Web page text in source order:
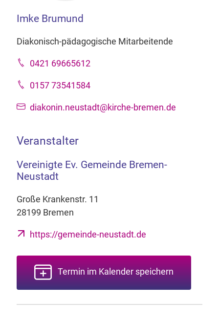
Imke Brumund
Diakonisch-pädagogische Mitarbeitende
0421 69665612
0157 73541584
diakonin.neustadt@kirche-bremen.de
Veranstalter
Vereinigte Ev. Gemeinde Bremen-
Neustadt
Große Krankenstr. 11
28199 Bremen
https://gemeinde-neustadt.de
Termin im Kalender speichern